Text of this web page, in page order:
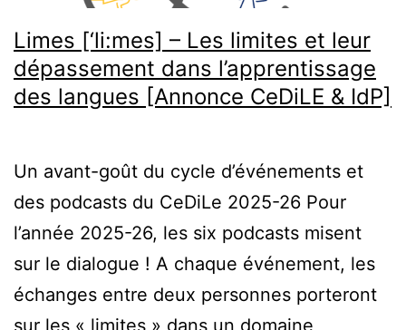
Limes [‘li:mes] – Les limites et leur
dépassement dans l’apprentissage
des langues [Annonce CeDiLE & IdP]
Un avant-goût du cycle d’événements et
des podcasts du CeDiLe 2025-26 Pour
l’année 2025-26, les six podcasts misent
sur le dialogue ! A chaque événement, les
échanges entre deux personnes porteront
sur les « limites » dans un domaine